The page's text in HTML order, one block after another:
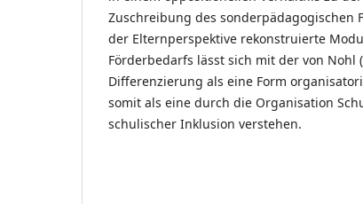
Zuschreibung des sonderpädagogischen
der Elternperspektive rekonstruierte
Förderbedarfs lässt sich mit der von Nohl
Differenzierung als eine Form
somit als eine durch die Organisation
schulischer Inklusion verstehen.